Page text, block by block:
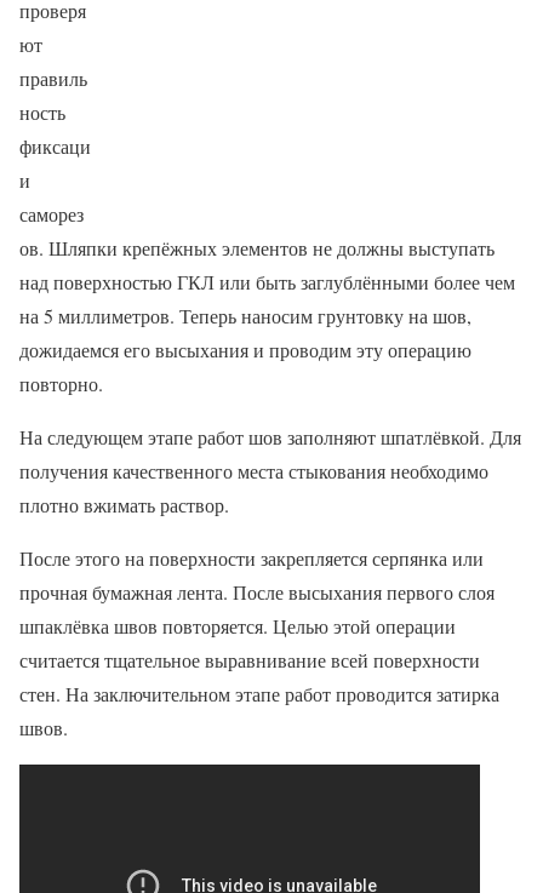
проверя
ют
правиль
ность
фиксаци
и
саморез
ов. Шляпки крепёжных элементов не должны выступать
над поверхностью ГКЛ или быть заглублёнными более чем
на 5 миллиметров. Теперь наносим грунтовку на шов,
дожидаемся его высыхания и проводим эту операцию
повторно.
На следующем этапе работ шов заполняют шпатлёвкой. Для
получения качественного места стыкования необходимо
плотно вжимать раствор.
После этого на поверхности закрепляется серпянка или
прочная бумажная лента. После высыхания первого слоя
шпаклёвка швов повторяется. Целью этой операции
считается тщательное выравнивание всей поверхности
стен. На заключительном этапе работ проводится затирка
швов.